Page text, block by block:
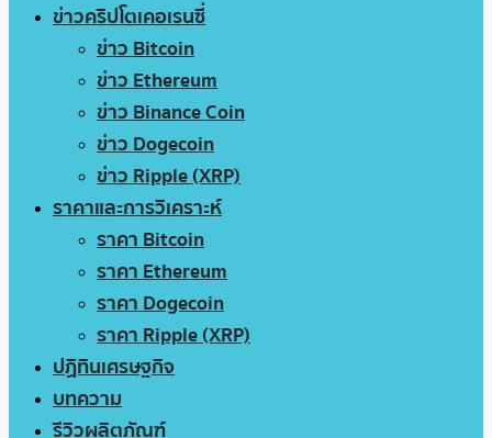
ข่าวคริปโตเคอเรนซี่
ข่าว Bitcoin
ข่าว Ethereum
ข่าว Binance Coin
ข่าว Dogecoin
ข่าว Ripple (XRP)
ราคาและการวิเคราะห์
ราคา Bitcoin
ราคา Ethereum
ราคา Dogecoin
ราคา Ripple (XRP)
ปฏิทินเศรษฐกิจ
บทความ
รีวิวผลิตภัณฑ์